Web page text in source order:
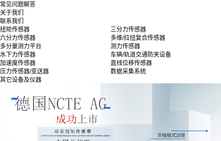
常见问题解答
关于我们
联系我们
扭矩传感器
三分力传感器
六分力传感器
多维/拉扭复合传感器
多分量测力平台
测力传感器
水下力传感器
车辆/轨道交通防夹设备
加速度传感器
直线位移传感器
压力传感器/变送器
数据采集系统
其它设备及仪器